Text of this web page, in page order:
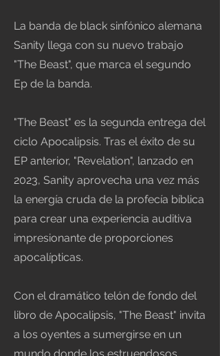
La banda de black sinfónico alemana
Sanity llega con su nuevo trabajo
"The Beast", que marca el segundo
Ep de la banda.
"The Beast" es la segunda entrega del
ciclo Apocalipsis. Tras el éxito de su
EP anterior, "Revelation", lanzado en
2023, Sanity aprovecha una vez más
la energía cruda de la profecía bíblica
para crear una experiencia auditiva
impresionante de proporciones
apocalípticas.
Con el dramático telón de fondo del
libro de Apocalipsis, "The Beast" invita
a los oyentes a sumergirse en un